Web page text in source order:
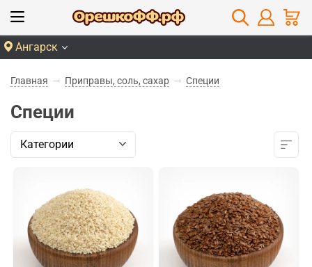
Ангарск
Главная Приправы, соль, сахар Специи
Специи
Категории